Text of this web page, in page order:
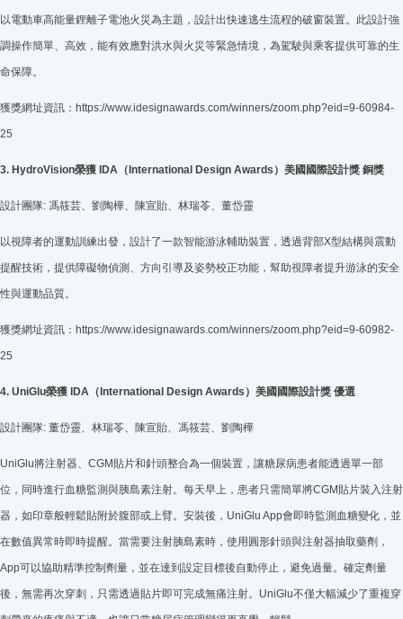
以電動車高能量鋰離子電池火災為主題，設計出快速逃生流程的破窗裝置。此設計強
調操作簡單、高效，能有效應對洪水與火災等緊急情境，為駕駛與乘客提供可靠的生
命保障。
獲獎網址資訊：https://www.idesignawards.com/winners/zoom.php?eid=9-60984-
25
3. HydroVision榮獲 IDA（International Design Awards）美國國際設計獎 銅獎
設計團隊: 馮筱芸、劉陶樺、陳宣貽、林瑞苓、董岱靈
以視障者的運動訓練出發，設計了一款智能游泳輔助裝置，透過背部X型結構與震動
提醒技術，提供障礙物偵測、方向引導及姿勢校正功能，幫助視障者提升游泳的安全
性與運動品質。
獲獎網址資訊：https://www.idesignawards.com/winners/zoom.php?eid=9-60982-
25
4. UniGlu榮獲 IDA（International Design Awards）美國國際設計獎 優選
設計團隊: 董岱靈、林瑞苓、陳宣貽、馮筱芸、劉陶樺
UniGlu將注射器、CGM貼片和針頭整合為一個裝置，讓糖尿病患者能透過單一部
位，同時進行血糖監測與胰島素注射。每天早上，患者只需簡單將CGM貼片裝入注射
器，如印章般輕鬆貼附於腹部或上臂。安裝後，UniGlu App會即時監測血糖變化，並
在數值異常時即時提醒。當需要注射胰島素時，使用圓形針頭與注射器抽取藥劑，
App可以協助精準控制劑量，並在達到設定目標後自動停止，避免過量。確定劑量
後，無需再次穿刺，只需透過貼片即可完成無痛注射。UniGlu不僅大幅減少了重複穿